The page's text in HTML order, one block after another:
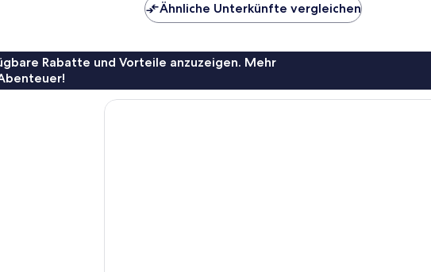
Ähnliche Unterkünfte vergleichen
Rabatte und Vorteile anzuzeigen. Mehr